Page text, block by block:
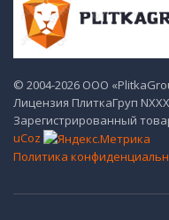
© 2004-2026 ООО
Лицензия ПлиткаГруп
Зарегистрированный
uCoz
Политика